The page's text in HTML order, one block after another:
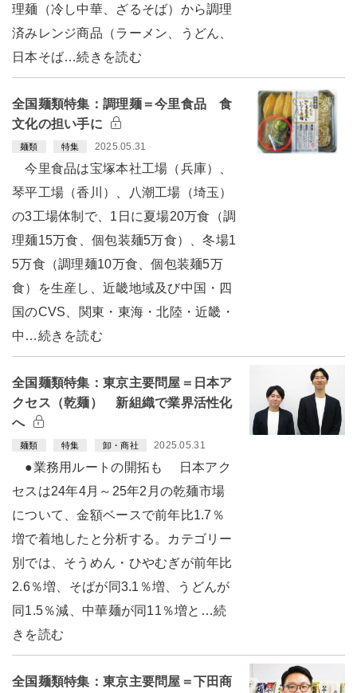
理麺（冷し中華、ざるそば）から調理
済みレンジ商品（ラーメン、うどん、
日本そば…続きを読む
全国麺類特集：調理麺＝今里食品 食
文化の担い手に
麺類 特集 2025.05.31
今里食品は宝塚本社工場（兵庫）、
琴平工場（香川）、八潮工場（埼玉）
の3工場体制で、1日に夏場20万食（調
理麺15万食、個包装麺5万食）、冬場1
5万食（調理麺10万食、個包装麺5万
食）を生産し、近畿地域及び中国・四
国のCVS、関東・東海・北陸・近畿・
中…続きを読む
全国麺類特集：東京主要問屋＝日本ア
クセス（乾麺） 新組織で業界活性化
へ
麺類 特集 卸・商社 2025.05.31
●業務用ルートの開拓も 日本アク
セスは24年4月～25年2月の乾麺市場
について、金額ベースで前年比1.7％
増で着地したと分析する。カテゴリー
別では、そうめん・ひやむぎが前年比
2.6％増、そばが同3.1％増、うどんが
同1.5％減、中華麺が同11％増と…続
きを読む
全国麺類特集：東京主要問屋＝下田商